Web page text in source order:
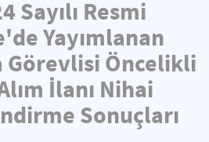
Sayılı Resmi
Yayımlanan
Görevlisi Öncelikli
İlanı Nihai
Sonuçları